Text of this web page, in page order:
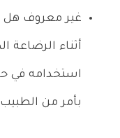
غير معروف هل
أثناء الرضاعة
استخدامه في
بأمر من